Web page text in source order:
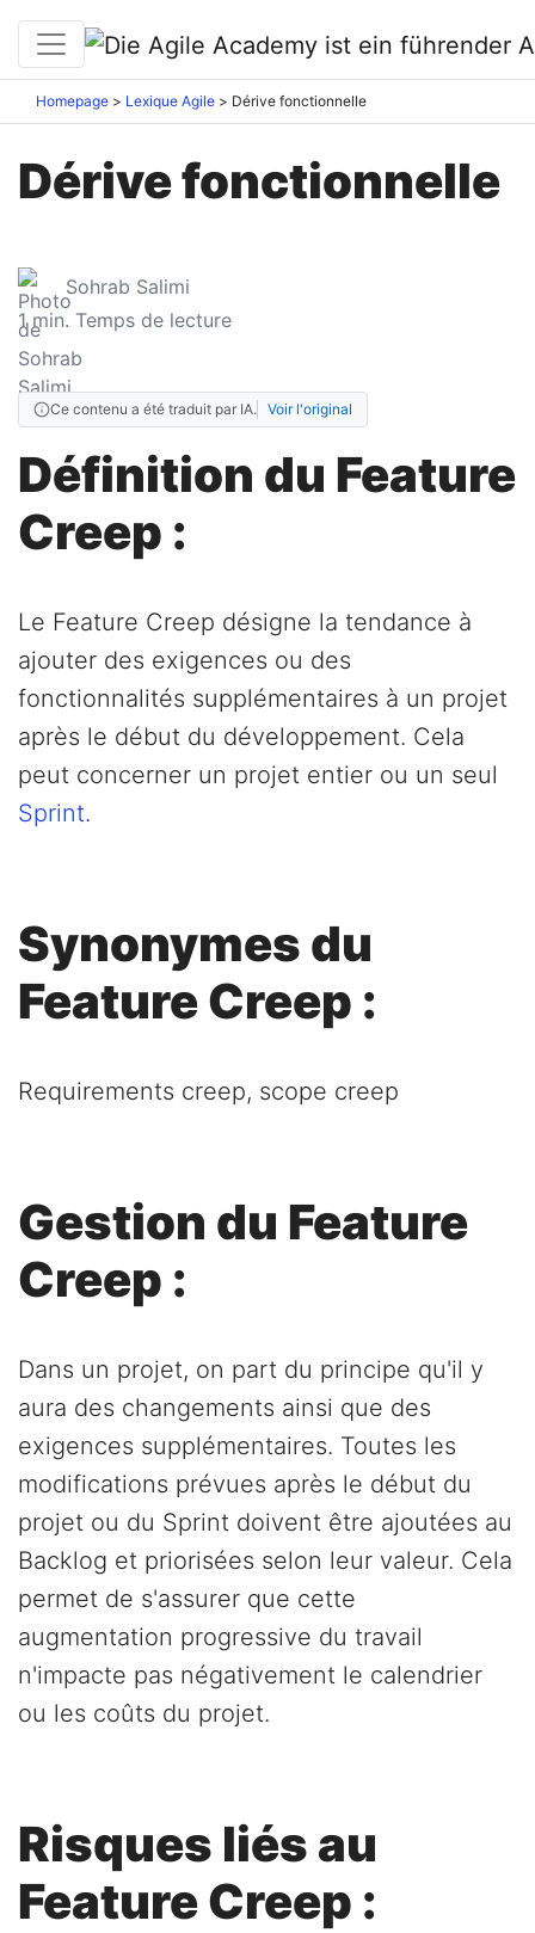
Homepage Lexique Agile Dérive fonctionnelle
Dérive fonctionnelle
Sohrab Salimi
1 min. Temps de lecture
Ce contenu a été traduit par IA. Voir l'original
Définition du Feature
Creep :
Le Feature Creep désigne la tendance à
ajouter des exigences ou des
fonctionnalités supplémentaires à un projet
après le début du développement. Cela
peut concerner un projet entier ou un seul
Sprint.
Synonymes du
Feature Creep :
Requirements creep, scope creep
Gestion du Feature
Creep :
Dans un projet, on part du principe qu'il y
aura des changements ainsi que des
exigences supplémentaires. Toutes les
modifications prévues après le début du
projet ou du Sprint doivent être ajoutées au
Backlog et priorisées selon leur valeur. Cela
permet de s'assurer que cette
augmentation progressive du travail
n'impacte pas négativement le calendrier
ou les coûts du projet.
Risques liés au
Feature Creep :